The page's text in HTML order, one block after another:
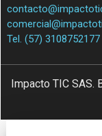
Tel. (57) 3108752177
Impacto TIC SAS.